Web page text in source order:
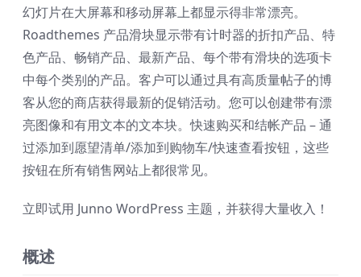
幻灯片在大屏幕和移动屏幕上都显示得非常漂亮。
Roadthemes 产品滑块显示带有计时器的折扣产品、特
色产品、畅销产品、最新产品、每个带有滑块的选项卡
中每个类别的产品。客户可以通过具有高质量帖子的博
客从您的商店获得最新的促销活动。您可以创建带有漂
亮图像和有用文本的文本块。快速购买和结帐产品 – 通
过添加到愿望清单/添加到购物车/快速查看按钮，这些
按钮在所有销售网站上都很常见。
立即试用 Junno WordPress 主题，并获得大量收入！
概述